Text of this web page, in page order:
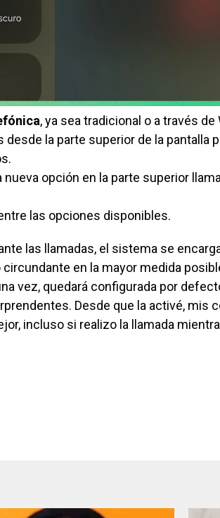
, ya sea tradicional o a través de
la parte superior de la pantalla
opción en la parte superior
las opciones disponibles.
las llamadas, el sistema se
circundante en la mayor medida
vez, quedará configurada por
Desde que la activé, mis
incluso si realizo la llamada